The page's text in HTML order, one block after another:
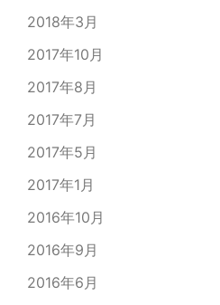
2018年3月
2017年10月
2017年8月
2017年7月
2017年5月
2017年1月
2016年10月
2016年9月
2016年6月